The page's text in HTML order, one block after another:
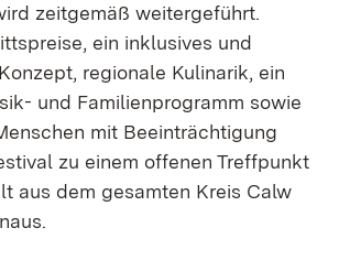
zeitgemäß weitergeführt.
ein inklusives und
regionale Kulinarik, ein
und Familienprogramm sowie
mit Beeinträchtigung
zu einem offenen Treffpunkt
aus dem gesamten Kreis Calw